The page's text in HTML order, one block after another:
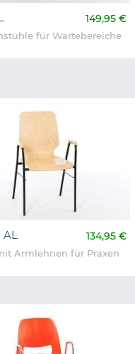
149,95 €
für Wartebereiche
AL 134,95 €
Armlehnen für Praxen